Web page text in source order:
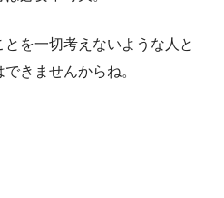
を一切考えないような人と
きませんからね。